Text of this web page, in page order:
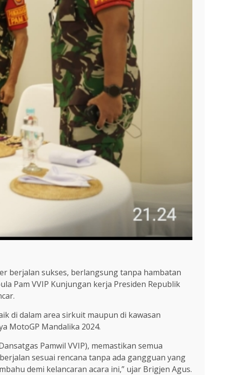
berjalan sukses, berlangsung tanpa hambatan
Pam VVIP Kunjungan kerja Presiden Republik
di dalam area sirkuit maupun di kawasan
MotoGP Mandalika 2024.
Pamwil VVIP), memastikan semua
sesuai rencana tanpa ada gangguan yang
demi kelancaran acara ini,” ujar Brigjen Agus.